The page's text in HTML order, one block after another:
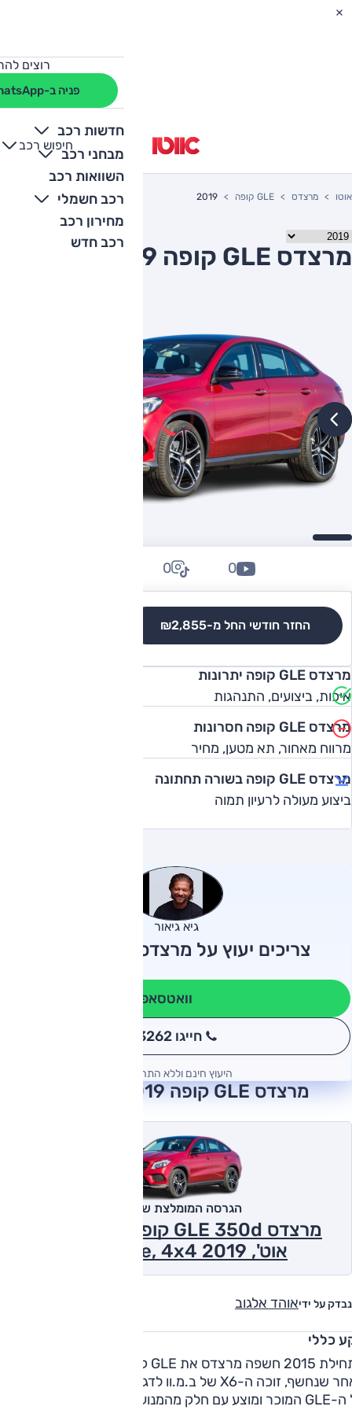
רוצים
פניה ב-WhatsApp
חדשות רכב
מבחני רכב
השוואות רכב
רכב חשמלי
מחירון רכב
רכב חדש
חיפוש רכב
+
-
אוטו מרצדס GLE קופה 2019
מרצדס GLE קופה 2019 יד שניה
החזר חודשי החל מ-₪2,855
0
0
מרצדס GLE קופה יתרונות
איכות, ביצועים, התנהגות
מרצדס GLE קופה חסרונות
מרווח מאחור, תא מטען, מחיר
מרצדס GLE קופה בשורה תחתונה
ביצוע מעולה לרעיון תמוה
גיא גיאור
צריכים יעוץ על מרצדס GLE קופה?
וואטסאפ
חייגו 3262
היעוץ חינם וללא התחייבות
מרצדס GLE קופה 2019 חוות דעת
נבדק על ידיאוהד אלגוב
הגרסה המומלצת של אוטו
אוט', Exclusive, 4x4 2019
כללי
בתחילת 2015 חשפה מרצדס את GLE קופה. כמעט שבע שנים
לאחר שנחשף, זוכה ה-X6 של ב.מ.וו לדגם מתחרה. הקופה מבוסס
על ה-GLE המוכר ומוצע עם חלק מהמנועים של האח השגרתי. עם